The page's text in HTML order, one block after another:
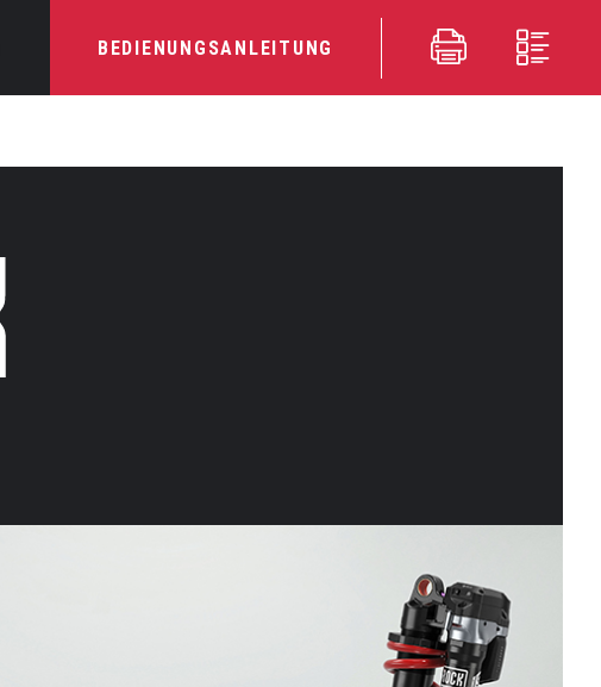
BEDIENUNGSANLEITUNG